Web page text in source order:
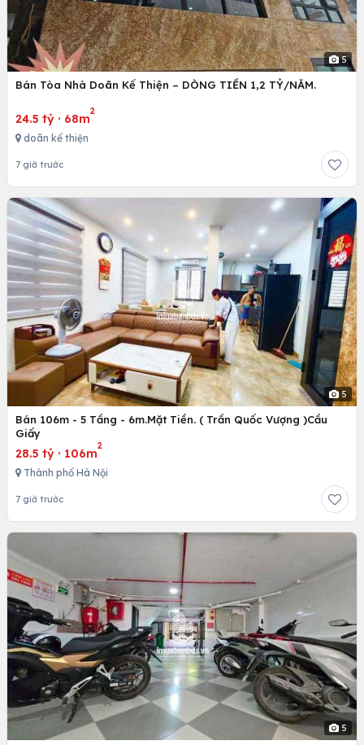
5
Bán Tòa Nhà Doãn Kế Thiện – DÒNG TIỀN 1,2 TỶ/NĂM.
24.5 tỷ · 68m
2
doãn kế thiện
7 giờ trước
5
Bán 106m - 5 Tầng - 6m.Mặt Tiền. ( Trần Quốc Vượng )Cầu
Giấy
28.5 tỷ · 106m
2
Thành phố Hà Nội
7 giờ trước
5